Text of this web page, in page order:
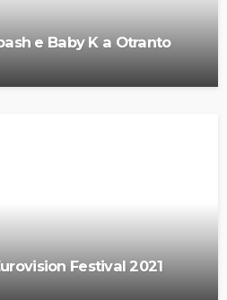
e Baby K a Otranto
Festival 2021